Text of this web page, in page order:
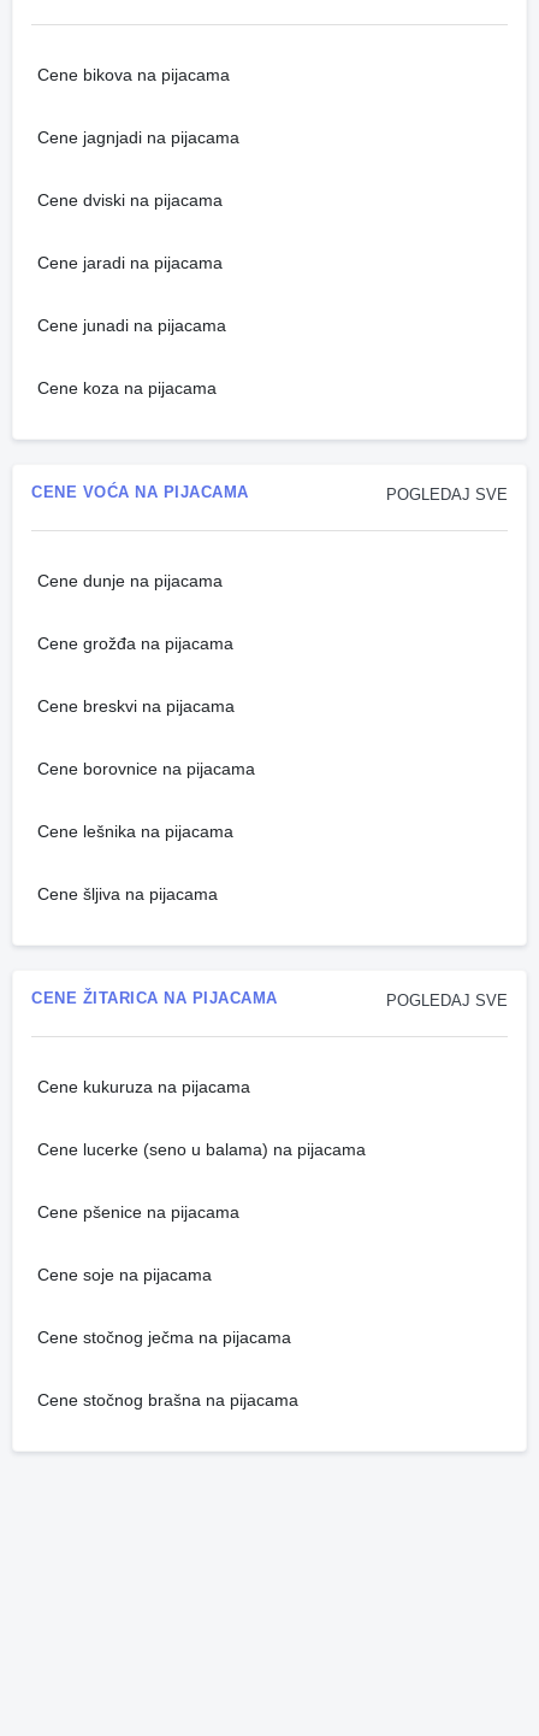
Cene bikova na pijacama
Cene jagnjadi na pijacama
Cene dviski na pijacama
Cene jaradi na pijacama
Cene junadi na pijacama
Cene koza na pijacama
POGLEDAJ SVE
CENE VOĆA NA PIJACAMA
Cene dunje na pijacama
Cene grožđa na pijacama
Cene breskvi na pijacama
Cene borovnice na pijacama
Cene lešnika na pijacama
Cene šljiva na pijacama
POGLEDAJ SVE
CENE ŽITARICA NA PIJACAMA
Cene kukuruza na pijacama
Cene lucerke (seno u balama) na pijacama
Cene pšenice na pijacama
Cene soje na pijacama
Cene stočnog ječma na pijacama
Cene stočnog brašna na pijacama